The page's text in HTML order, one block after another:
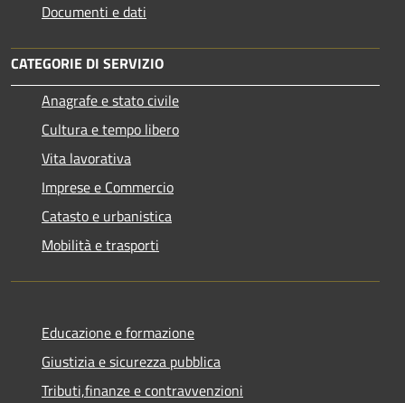
Documenti e dati
CATEGORIE DI SERVIZIO
Anagrafe e stato civile
Cultura e tempo libero
Vita lavorativa
Imprese e Commercio
Catasto e urbanistica
Mobilità e trasporti
Educazione e formazione
Giustizia e sicurezza pubblica
Tributi,finanze e contravvenzioni